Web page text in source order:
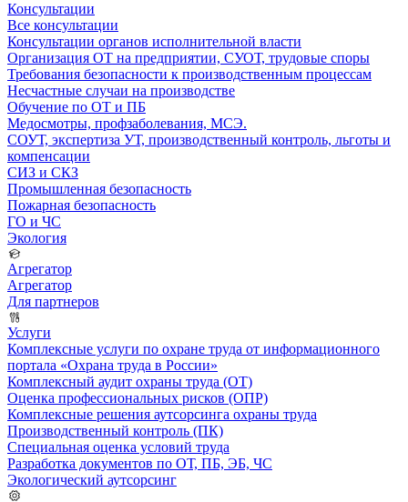
Консультации
Все консультации
Консультации органов исполнительной власти
Организация ОТ на предприятии, СУОТ, трудовые споры
Требования безопасности к производственным процессам
Несчастные случаи на производстве
Обучение по ОТ и ПБ
Медосмотры, профзаболевания, МСЭ.
СОУТ, экспертиза УТ, производственный контроль, льготы и
компенсации
СИЗ и СКЗ
Промышленная безопасность
Пожарная безопасность
ГО и ЧС
Экология
Агрегатор
Агрегатор
Для партнеров
Услуги
Комплексные услуги по охране труда от информационного
портала «Охрана труда в России»
Комплексный аудит охраны труда (ОТ)
Оценка профессиональных рисков (ОПР)
Комплексные решения аутсорсинга охраны труда
Производственный контроль (ПК)
Специальная оценка условий труда
Разработка документов по ОТ, ПБ, ЭБ, ЧС
Экологический аутсорсинг